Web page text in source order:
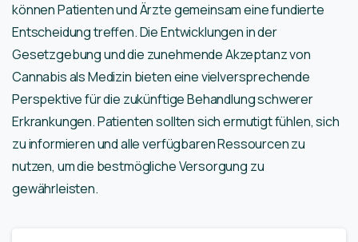
können Patienten und Ärzte gemeinsam eine fundierte
Entscheidung treffen. Die Entwicklungen in der
Gesetzgebung und die zunehmende Akzeptanz von
Cannabis als Medizin bieten eine vielversprechende
Perspektive für die zukünftige Behandlung schwerer
Erkrankungen. Patienten sollten sich ermutigt fühlen, sich
zu informieren und alle verfügbaren Ressourcen zu
nutzen, um die bestmögliche Versorgung zu
gewährleisten.